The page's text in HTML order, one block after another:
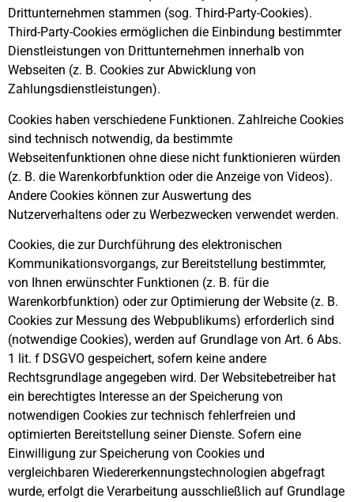
Drittunternehmen stammen (sog. Third-Party-Cookies).
Third-Party-Cookies ermöglichen die Einbindung bestimmter
Dienstleistungen von Drittunternehmen innerhalb von
Webseiten (z. B. Cookies zur Abwicklung von
Zahlungsdienstleistungen).
Cookies haben verschiedene Funktionen. Zahlreiche Cookies
sind technisch notwendig, da bestimmte
Webseitenfunktionen ohne diese nicht funktionieren würden
(z. B. die Warenkorbfunktion oder die Anzeige von Videos).
Andere Cookies können zur Auswertung des
Nutzerverhaltens oder zu Werbezwecken verwendet werden.
Cookies, die zur Durchführung des elektronischen
Kommunikationsvorgangs, zur Bereitstellung bestimmter,
von Ihnen erwünschter Funktionen (z. B. für die
Warenkorbfunktion) oder zur Optimierung der Website (z. B.
Cookies zur Messung des Webpublikums) erforderlich sind
(notwendige Cookies), werden auf Grundlage von Art. 6 Abs.
1 lit. f DSGVO gespeichert, sofern keine andere
Rechtsgrundlage angegeben wird. Der Websitebetreiber hat
ein berechtigtes Interesse an der Speicherung von
notwendigen Cookies zur technisch fehlerfreien und
optimierten Bereitstellung seiner Dienste. Sofern eine
Einwilligung zur Speicherung von Cookies und
vergleichbaren Wiedererkennungstechnologien abgefragt
wurde, erfolgt die Verarbeitung ausschließlich auf Grundlage